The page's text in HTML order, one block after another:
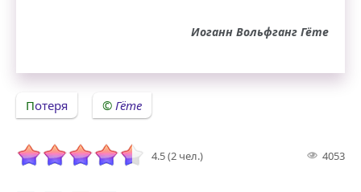
Иоганн Вольфганг Гёте
Потеря Гёте
4.5 (2 чел.) 4053